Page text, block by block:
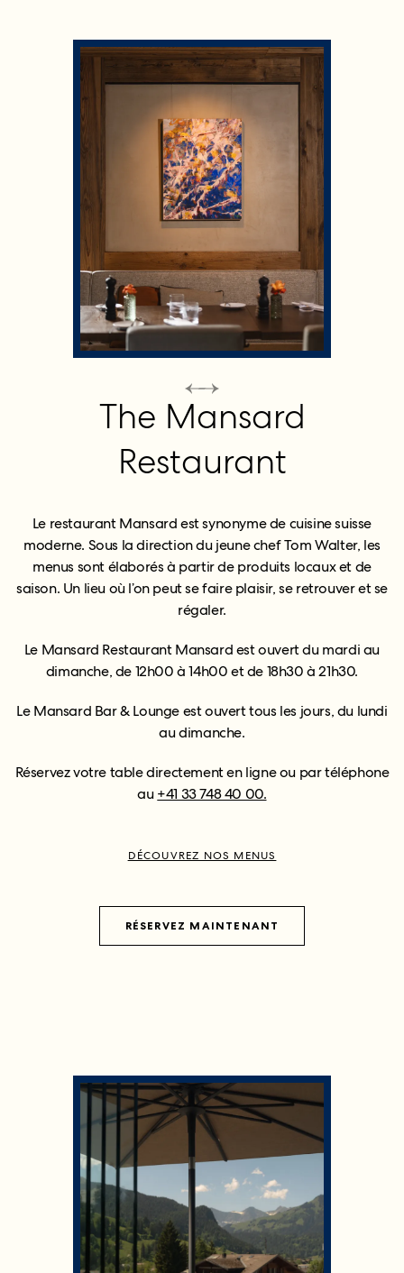
The Mansard
Restaurant
Le restaurant Mansard est synonyme de cuisine suisse
moderne. Sous la direction du jeune chef Tom Walter, les
menus sont élaborés à partir de produits locaux et de
saison. Un lieu où l’on peut se faire plaisir, se retrouver et se
régaler.
Le Mansard Restaurant Mansard est ouvert du mardi au
dimanche, de 12h00 à 14h00 et de 18h30 à 21h30.
Le Mansard Bar & Lounge est ouvert tous les jours, du lundi
au dimanche.
Réservez votre table directement en ligne ou par téléphone
au+41 33 748 40 00.
DÉCOUVREZ NOS MENUS
RÉSERVEZ MAINTENANT